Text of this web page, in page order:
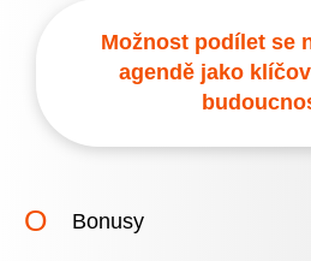
Možnost podílet se
agendě jako
Bonusy